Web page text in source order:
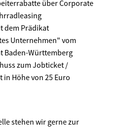
über Corporate
dem Prädikat
Unternehmen" vom
Baden-Württemberg
zum Jobticket /
Höhe von 25 Euro
stehen wir gerne zur